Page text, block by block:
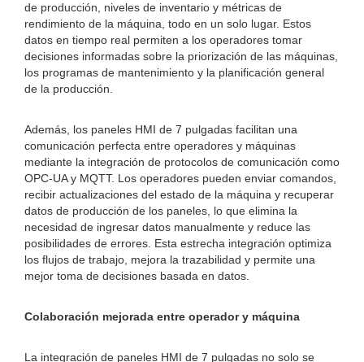
de producción, niveles de inventario y métricas de
rendimiento de la máquina, todo en un solo lugar. Estos
datos en tiempo real permiten a los operadores tomar
decisiones informadas sobre la priorización de las máquinas,
los programas de mantenimiento y la planificación general
de la producción.
Además, los paneles HMI de 7 pulgadas facilitan una
comunicación perfecta entre operadores y máquinas
mediante la integración de protocolos de comunicación como
OPC-UA y MQTT. Los operadores pueden enviar comandos,
recibir actualizaciones del estado de la máquina y recuperar
datos de producción de los paneles, lo que elimina la
necesidad de ingresar datos manualmente y reduce las
posibilidades de errores. Esta estrecha integración optimiza
los flujos de trabajo, mejora la trazabilidad y permite una
mejor toma de decisiones basada en datos.
Colaboración mejorada entre operador y máquina
La integración de paneles HMI de 7 pulgadas no solo se